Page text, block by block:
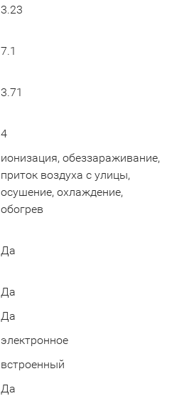
3.23
7.1
3.71
4
ионизация, обеззараживание,
приток воздуха с улицы,
осушение, охлаждение,
обогрев
Да
Да
Да
электронное
встроенный
Да